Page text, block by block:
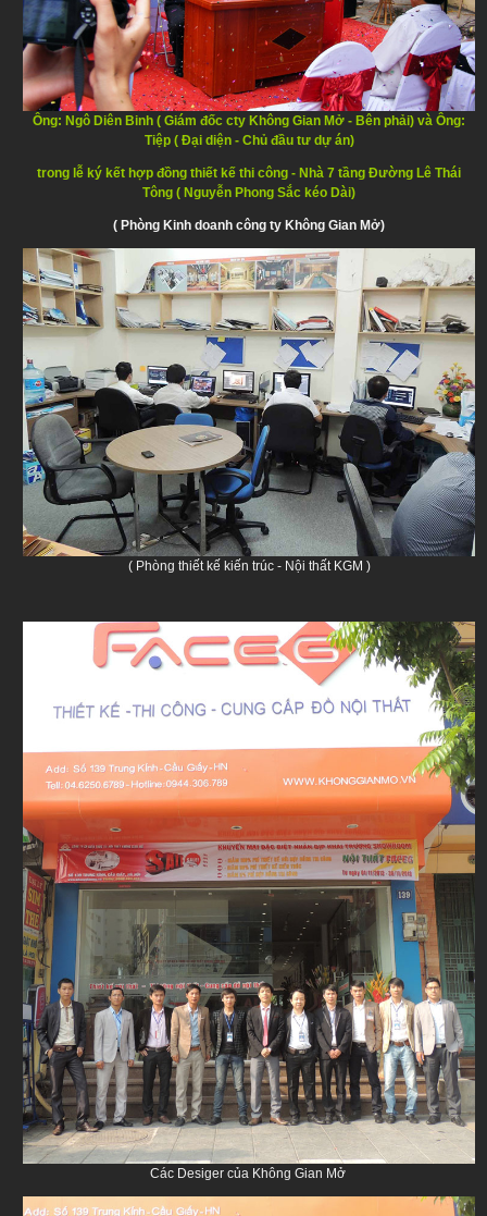
Ông: Ngô Diên Binh ( Giám đốc cty Không Gian Mở - Bên phải) và Ông:
Tiệp ( Đại diện - Chủ đầu tư dự án)
trong lễ ký kết hợp đồng thiết kế thi công - Nhà 7 tầng Đường Lê Thái
Tông ( Nguyễn Phong Sắc kéo Dài)
( Phòng Kinh doanh công ty Không Gian Mở)
( Phòng thiết kế kiến trúc - Nội thất KGM )
Các Desiger của Không Gian Mở